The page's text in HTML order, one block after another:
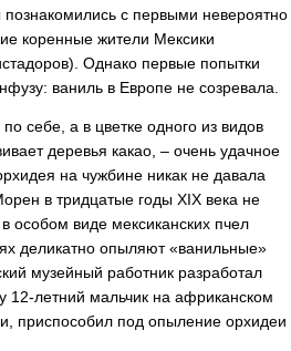
с первыми невероятно
коренные жители Мексики
Однако первые попытки
ваниль в Европе не созревала.
себе, а в цветке одного из видов
деревья какао, – очень удачное
на чужбине никак не давала
в тридцатые годы XIX века не
особом виде мексиканских пчел
деликатно опыляют «ванильные»
музейный работник разработал
12-летний мальчик на африканском
приспособил под опыление орхидеи